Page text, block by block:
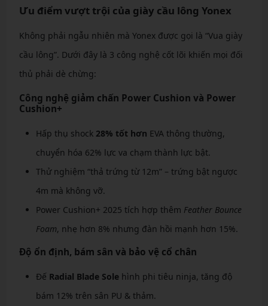
Ưu điểm vượt trội của giày cầu lông Yonex
Không phải ngẫu nhiên mà Yonex được gọi là “Vua giày
cầu lông”. Dưới đây là 3 công nghệ cốt lõi khiến mọi đối
thủ phải dè chừng:
Công nghệ giảm chấn Power Cushion và Power
Cushion+
Hấp thụ shock 28% tốt hơn EVA thông thường,
chuyển hóa 62% lực va chạm thành lực bật.
Thử nghiệm “thả trứng từ 12m” – trứng bật ngược
4m mà không vỡ.
Power Cushion+ 2025 tích hợp thêm Feather Bounce
Foam, nhẹ hơn 8% nhưng đàn hồi mạnh hơn 15%.
Độ ổn định, bám sân và bảo vệ cổ chân
Đế Radial Blade Solehình phi tiêu ninja, tăng độ
bám 12% trên sân PU & thảm.